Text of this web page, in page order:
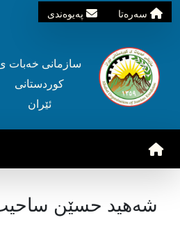
سه‌ره‌تا په‌یوه‌ندی
سازمانی خه‌بات
کوردستانی
ئێران
شەهید حسێن